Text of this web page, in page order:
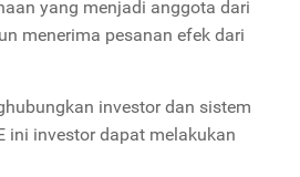
yang menjadi anggota dari
menerima pesanan efek dari
investor dan sistem
ini investor dapat melakukan